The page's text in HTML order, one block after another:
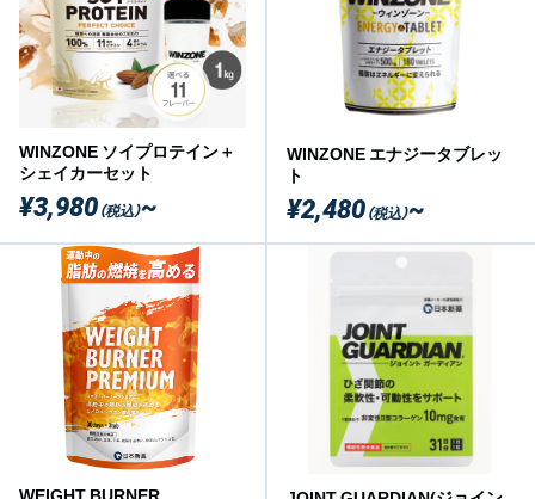
WINZONE ソイプロテイン＋
シェイカーセット
¥3,980（税込）~
WINZONE エナジータブレッ
ト
¥2,480（税込）~
WEIGHT BURNER